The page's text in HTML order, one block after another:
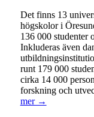
Det finns 13
högskolor i
136 000 studenter
Inkluderas även
runt 179 000
cirka 14 000
forskning och
mer →